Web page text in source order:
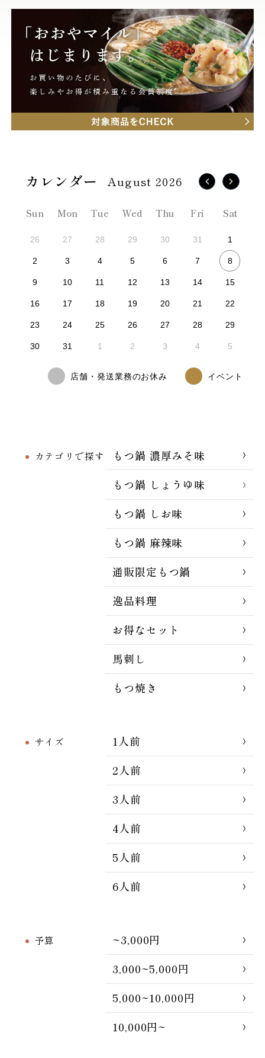
カテゴリで探す
もつ鍋 濃厚みそ味
もつ鍋 しょうゆ味
もつ鍋 しお味
もつ鍋 麻辣味
通販限定もつ鍋
逸品料理
お得なセット
馬刺し
もつ焼き
サイズ
1人前
2人前
3人前
4人前
5人前
6人前
予算
~3,000円
3,000~5,000円
5,000~10,000円
10,000円~
August 2026
Sun Mon Tue Wed Thu Fri Sat
26 27 28 29 30 31 1
2 3 4 5 6 7 8
9 10 11 12 13 14 15
16 17 18 19 20 21 22
23 24 25 26 27 28 29
30 31 1 2 3 4 5
店舗・発送業務のお休み イベント